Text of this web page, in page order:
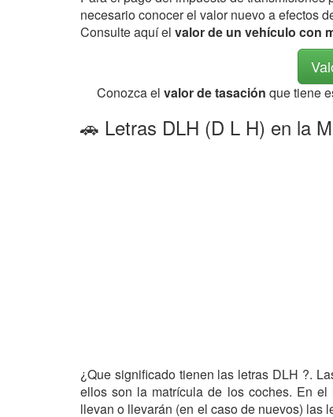
necesario conocer el valor nuevo a efectos
Consulte aquí el valor de un vehículo con
Conozca el valor de tasación que tiene
🚗 Letras DLH (D L H) en la
¿Que significado tienen las letras DLH ?.
ellos son la matrícula de los coches. En
llevan o llevarán (en el caso de nuevos) las